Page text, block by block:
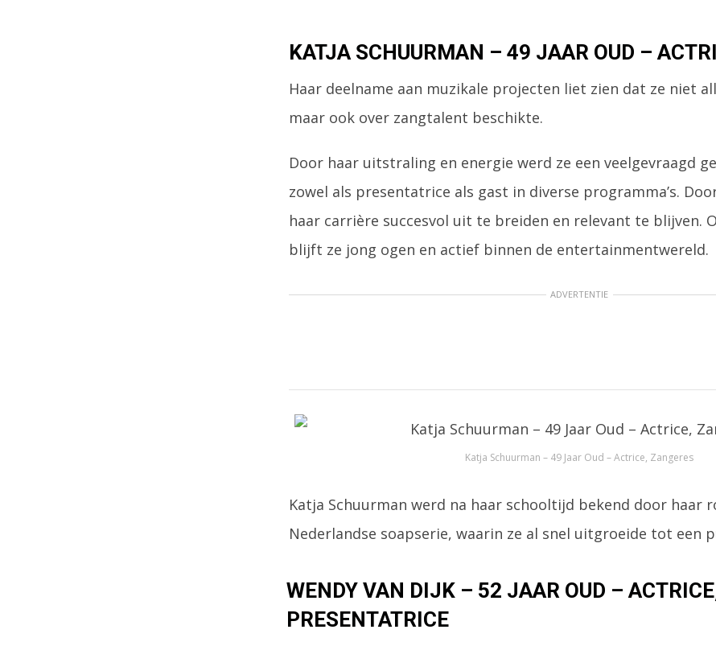
KATJA SCHUURMAN – 49 JAAR OUD –
Haar deelname aan muzikale projecten liet zien dat ze niet
maar ook over zangtalent beschikte.
Door haar uitstraling en energie werd ze een veelgevraagd
zowel als presentatrice als gast in diverse programma’s.
haar carrière succesvol uit te breiden en relevant te blijven.
blijft ze jong ogen en actief binnen de entertainmentwereld.
ADVERTENTIE
Katja Schuurman – 49 Jaar Oud – Actrice, Zangeres
Katja Schuurman werd na haar schooltijd bekend door haar
Nederlandse soapserie, waarin ze al snel uitgroeide tot een
WENDY VAN DIJK – 52 JAAR OUD –
PRESENTATRICE